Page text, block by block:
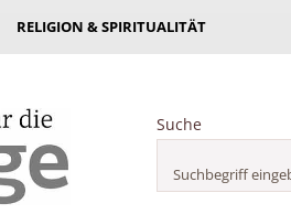
RELIGION & SPIRITUALITÄT
Suche